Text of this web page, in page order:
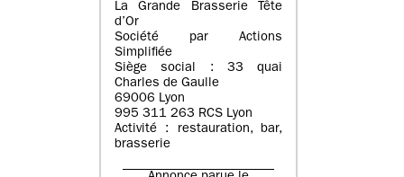
La Grande Brasserie Tête
d’Or
Société par Actions
Simplifiée
Siège social : 33 quai
Charles de Gaulle
69006 Lyon
995 311 263 RCS Lyon
Activité : restauration, bar,
brasserie